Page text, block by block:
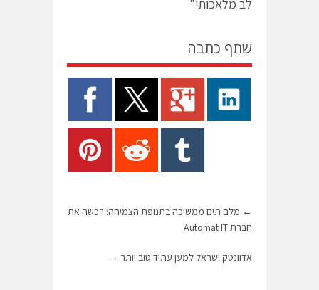
לב מלאכותי"
שתף כתבה
← מלם תים ממשיכה בתנופת הצמיחה: רכשה את
חברת Automat IT
אדוונטק ישראל למען עתיד טוב יותר →